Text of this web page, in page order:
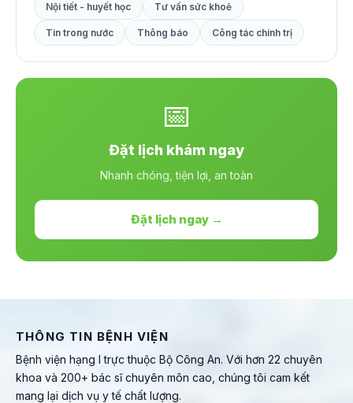
Nội tiết - huyết học Tư vấn sức khoẻ
Tin trong nước Thông báo Công tác chính trị
📅
Đặt lịch khám ngay
Nhanh chóng, tiện lợi, an toàn
Đặt lịch ngay →
THÔNG TIN BỆNH VIỆN
Bệnh viện hạng I trực thuộc Bộ Công An. Với hơn 22 chuyên
khoa và 200+ bác sĩ chuyên môn cao, chúng tôi cam kết
mang lại dịch vụ y tế chất lượng.